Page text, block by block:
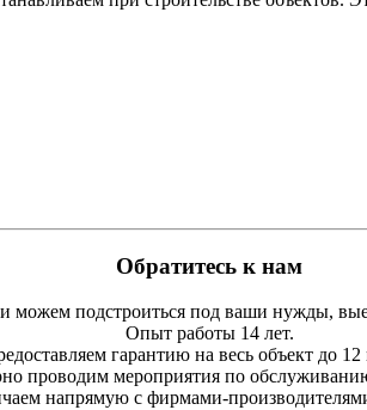
Обратитесь к нам
подстроиться под ваши нужды,
Опыт работы 14 лет.
гарантию на весь объект до 12
проводим мероприятия по
напрямую с фирмами-